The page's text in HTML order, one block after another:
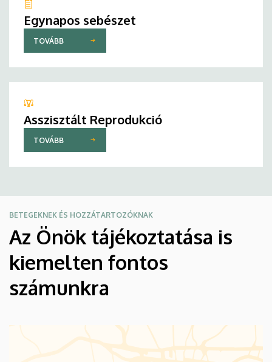
Egynapos sebészet
TOVÁBB
Asszisztált Reprodukció
TOVÁBB
BETEGEKNEK ÉS HOZZÁTARTOZÓKNAK
Az Önök tájékoztatása is
kiemelten fontos
számunkra